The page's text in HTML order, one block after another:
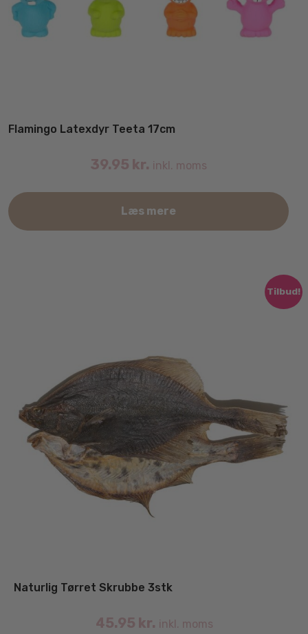
Flamingo Latexdyr Teeta 17cm
39.95 kr. inkl. moms
Læs mere
Tilbud!
Naturlig Tørret Skrubbe 3stk
45.95 kr. inkl. moms